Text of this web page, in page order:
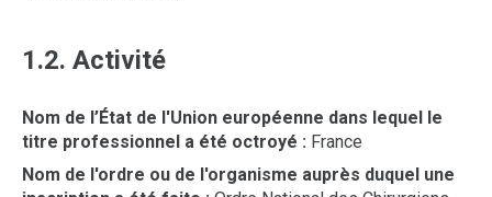
1.2. Activité
Nom de l’État de l'Union européenne dans lequel le
titre professionnel a été octroyé : France
Nom de l'ordre ou de l'organisme auprès duquel une